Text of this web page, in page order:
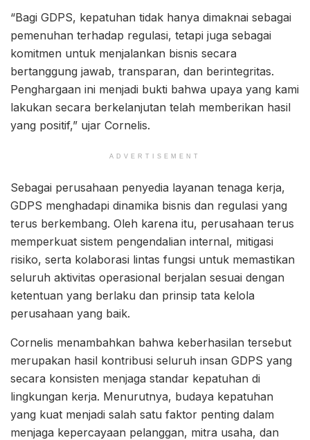
“Bagi GDPS, kepatuhan tidak hanya dimaknai sebagai
pemenuhan terhadap regulasi, tetapi juga sebagai
komitmen untuk menjalankan bisnis secara
bertanggung jawab, transparan, dan berintegritas.
Penghargaan ini menjadi bukti bahwa upaya yang kami
lakukan secara berkelanjutan telah memberikan hasil
yang positif,” ujar Cornelis.
ADVERTISEMENT
Sebagai perusahaan penyedia layanan tenaga kerja,
GDPS menghadapi dinamika bisnis dan regulasi yang
terus berkembang. Oleh karena itu, perusahaan terus
memperkuat sistem pengendalian internal, mitigasi
risiko, serta kolaborasi lintas fungsi untuk memastikan
seluruh aktivitas operasional berjalan sesuai dengan
ketentuan yang berlaku dan prinsip tata kelola
perusahaan yang baik.
Cornelis menambahkan bahwa keberhasilan tersebut
merupakan hasil kontribusi seluruh insan GDPS yang
secara konsisten menjaga standar kepatuhan di
lingkungan kerja. Menurutnya, budaya kepatuhan
yang kuat menjadi salah satu faktor penting dalam
menjaga kepercayaan pelanggan, mitra usaha, dan